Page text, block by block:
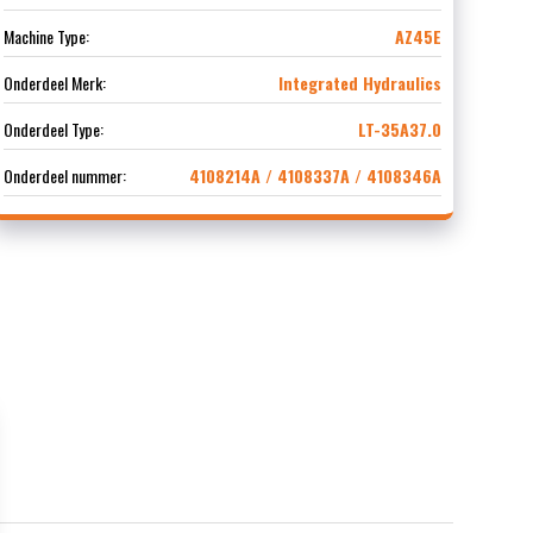
Machine Type:
AZ45E
Onderdeel Merk:
Integrated Hydraulics
Onderdeel Type:
LT-35A37.0
Onderdeel nummer:
4108214A / 4108337A / 4108346A